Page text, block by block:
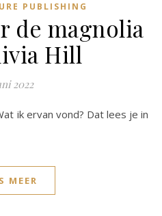
PUBLISHING
de magnolia
Hill
2022
MEER